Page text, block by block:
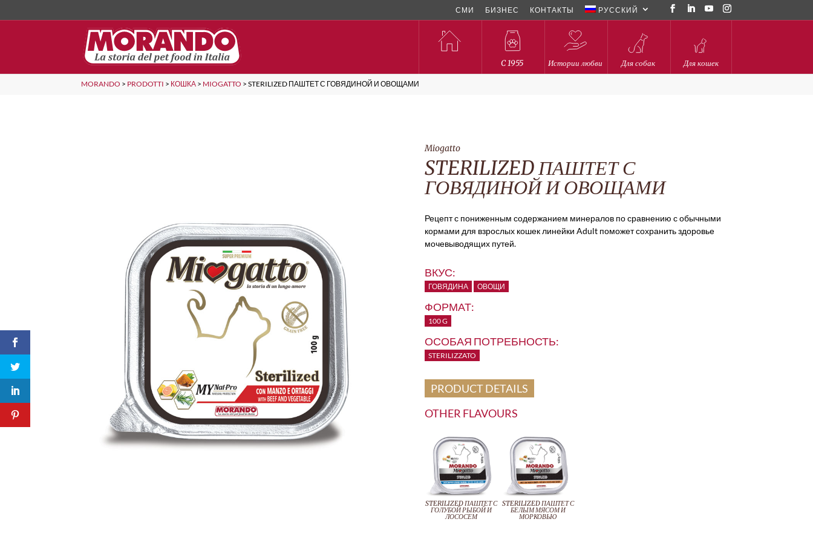
СМИ БИЗНЕС КОНТАКТЫ РУССКИЙ
C 1955 Истории любви Для собак Для кошек
MORANDO > PRODOTTI > КОШКА > MIOGATTO >STERILIZED ПАШТЕТ С ГОВЯДИНОЙ И ОВОЩАМИ
Miogatto
STERILIZED ПАШТЕТ С
ГОВЯДИНОЙ И ОВОЩАМИ
Рецепт с пониженным содержанием минералов по сравнению с обычными
кормами для взрослых кошек линейки Adult поможет сохранить здоровье
мочевыводящих путей.
ВКУС:
ГОВЯДИНА ОВОЩИ
ФОРМАТ:
100 G
ОСОБАЯ ПОТРЕБНОСТЬ:
STERILIZZATO
PRODUCT DETAILS
OTHER FLAVOURS
STERILIZED ПАШТЕТ С
ГОЛУБОЙ РЫБОЙ И
ЛОСОСЕМ
STERILIZED ПАШТЕТ С
БЕЛЫМ МЯСОМ И
МОРКОВЬЮ